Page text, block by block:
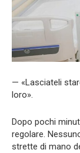
— «Lasciateli
loro».
Dopo pochi
regolare.
strette di mano